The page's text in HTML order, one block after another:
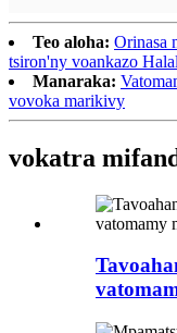
Teo aloha: Orinasa
tsiron'ny voankazo Halal
Manaraka:
vovoka marikivy
vokatra